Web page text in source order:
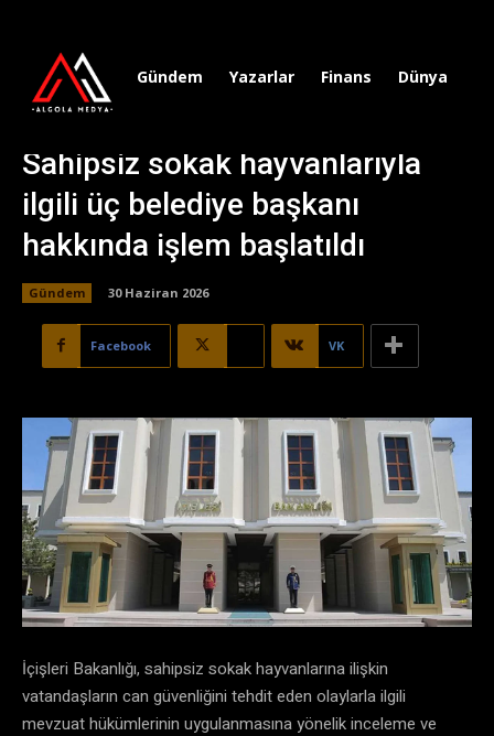
Gündem Yazarlar Finans Dünya
Sahipsiz sokak hayvanlarıyla
ilgili üç belediye başkanı
hakkında işlem başlatıldı
Gündem 30 Haziran 2026
Facebook VK
İçişleri Bakanlığı, sahipsiz sokak hayvanlarına ilişkin
vatandaşların can güvenliğini tehdit eden olaylarla ilgili
mevzuat hükümlerinin uygulanmasına yönelik inceleme ve